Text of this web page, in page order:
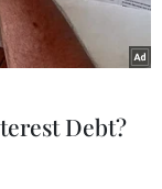
Debt?